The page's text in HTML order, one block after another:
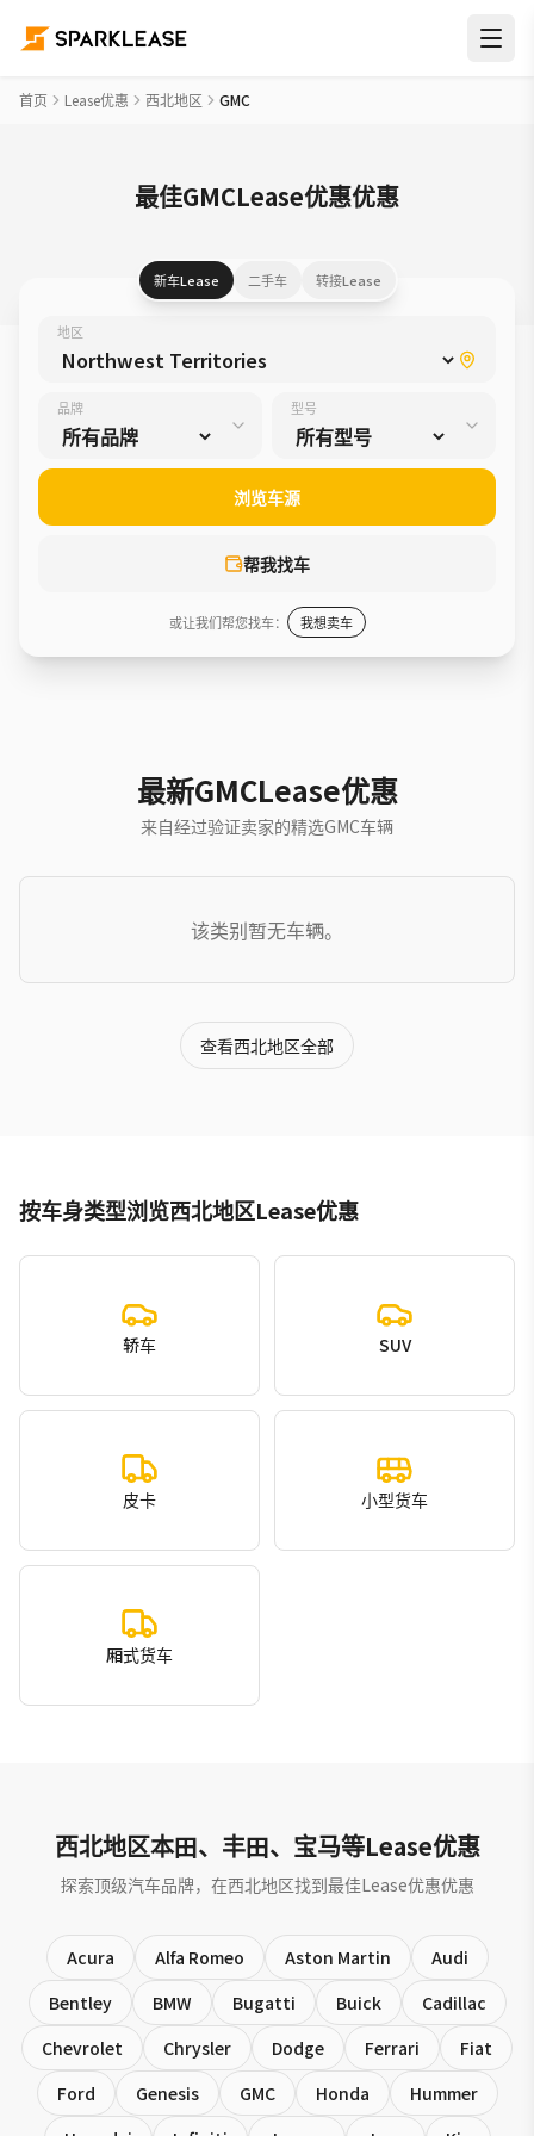
首页 Lease优惠 西北地区 GMC
最佳GMCLease优惠优惠
新车Lease 二手车 转接Lease
地区
品牌 型号
帮我找车
浏览车源
或让我们帮您找车： 我想卖车
最新GMCLease优惠
来自经过验证卖家的精选GMC车辆
该类别暂无车辆。
查看西北地区全部
按车身类型浏览西北地区Lease优惠
轿车 SUV
皮卡 小型货车
厢式货车
西北地区本田、丰田、宝马等Lease优惠
探索顶级汽车品牌，在西北地区找到最佳Lease优惠优惠
Acura Alfa Romeo Aston Martin
Audi
Bentley
BMW Bugatti Buick
Cadillac
Chevrolet
Chrysler Dodge Ferrari
Fiat
Ford
Genesis GMC Honda
Hummer